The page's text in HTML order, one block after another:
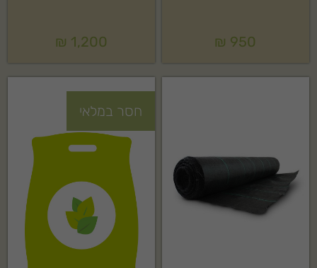
₪ 950
₪ 1,200
חסר במלאי